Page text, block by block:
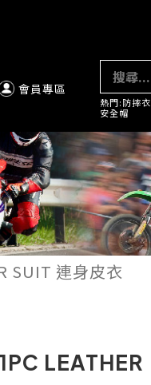
會員專區
熱門:防摔衣
安全帽
SUIT 連身皮衣
LEATHER